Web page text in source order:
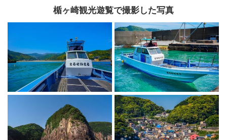
楯ヶ崎観光遊覧で撮影した写真